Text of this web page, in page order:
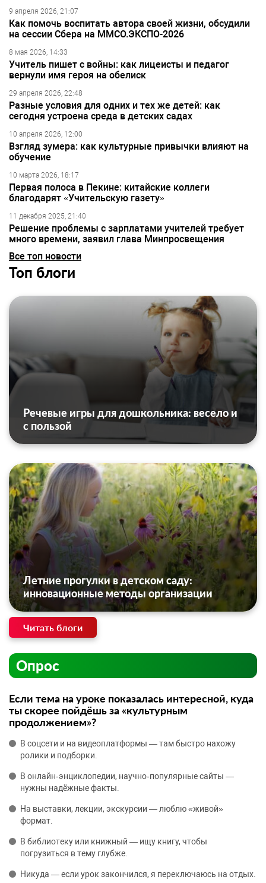
9 апреля 2026, 21:07
Как помочь воспитать автора своей жизни, обсудили
на сессии Сбера на ММСО.ЭКСПО-2026
8 мая 2026, 14:33
Учитель пишет с войны: как лицеисты и педагог
вернули имя героя на обелиск
29 апреля 2026, 22:48
Разные условия для одних и тех же детей: как
сегодня устроена среда в детских садах
10 апреля 2026, 12:00
Взгляд зумера: как культурные привычки влияют на
обучение
10 марта 2026, 18:17
Первая полоса в Пекине: китайские коллеги
благодарят «Учительскую газету»
11 декабря 2025, 21:40
Решение проблемы с зарплатами учителей требует
много времени, заявил глава Минпросвещения
Все топ новости
Топ блоги
Речевые игры для дошкольника: весело и
с пользой
Летние прогулки в детском саду:
инновационные методы организации
Читать блоги
Опрос
Если тема на уроке показалась интересной, куда
ты скорее пойдёшь за «культурным
продолжением»?
В соцсети и на видеоплатформы — там быстро нахожу
ролики и подборки.
В онлайн‑энциклопедии, научно‑популярные сайты —
нужны надёжные факты.
На выставки, лекции, экскурсии — люблю «живой»
формат.
В библиотеку или книжный — ищу книгу, чтобы
погрузиться в тему глубже.
Никуда — если урок закончился, я переключаюсь на отдых.